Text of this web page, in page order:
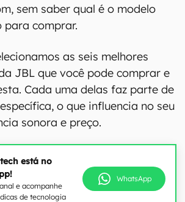
sem saber qual é o modelo
para comprar.
as seis melhores
JBL que você pode comprar e
Cada uma delas faz parte de
o que influencia no seu
sonora e preço.
está no
e acompanhe
de tecnologia
WhatsApp